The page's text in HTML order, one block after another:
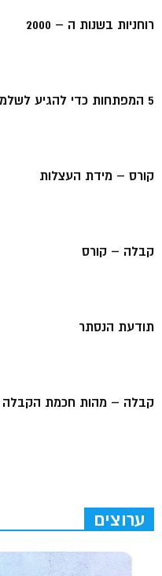
רוחניות בשנות ה – 2000
5 המפתחות כדי להגיע לשלמות
קורס – מידת העצלות
קבלה – קורס
תודעת הנסתר
קבלה – מהות חכמת הקבלה
ערוצים